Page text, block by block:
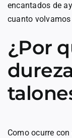
encantados de
cuanto
¿Por
Como ocurre